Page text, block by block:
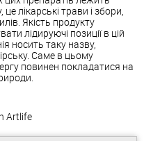
лікарські трави і збори,
Якість продукту
лідируючі позиції в цій
носить таку назву,
Саме в цьому
повинен покладатися на
Artlife